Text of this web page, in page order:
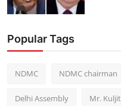
Popular Tags
NDMC NDMC chairman
Delhi Assembly Mr.